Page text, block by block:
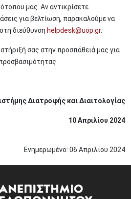
μας. Αν αντικρίσετε
για βελτίωση, παρακαλούμε να
διεύθυνση helpdesk@uop.gr.
σας στην προσπάθειά μας για
Διατροφής και Διαιτολογίας
10 Απριλίου 2024
Ενημερωμένο: 06 Απριλίου 2024